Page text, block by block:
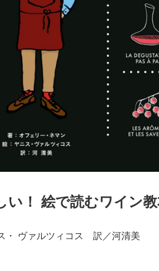
い！ 絵で読むワイン教
・ ヴァルツィコス 訳／河清美